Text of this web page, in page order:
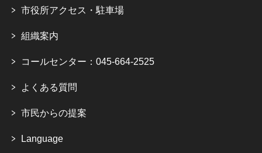
市役所アクセス・駐車場
組織案内
コールセンター：045-664-2525
よくある質問
市民からの提案
Language